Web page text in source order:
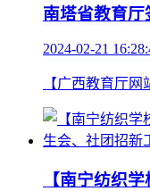
南塔省教育
2024-02-21
【广西教育厅
【南宁纺织